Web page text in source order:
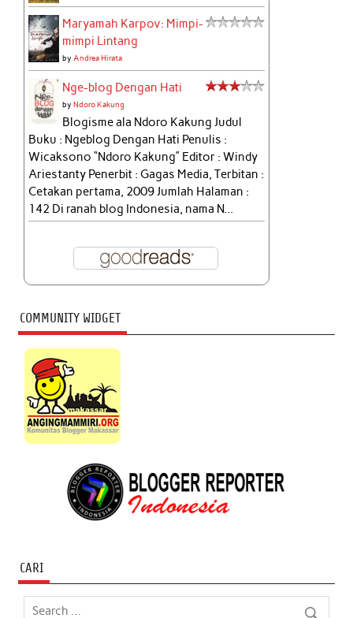
Maryamah Karpov: Mimpi-
mimpi Lintang
byAndrea Hirata
Nge-blog Dengan Hati
byNdoro Kakung
Blogisme ala Ndoro Kakung Judul
Buku : Ngeblog Dengan Hati Penulis :
Wicaksono “Ndoro Kakung” Editor : Windy
Ariestanty Penerbit : Gagas Media, Terbitan :
Cetakan pertama, 2009 Jumlah Halaman :
142 Di ranah blog Indonesia, nama N...
COMMUNITY WIDGET
CARI